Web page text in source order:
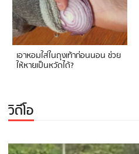
เอาหอมใส่ในถุงเท้าก่อนนอน ช่วย
ให้หายเป็นหวัดได้?
วิดีโอ